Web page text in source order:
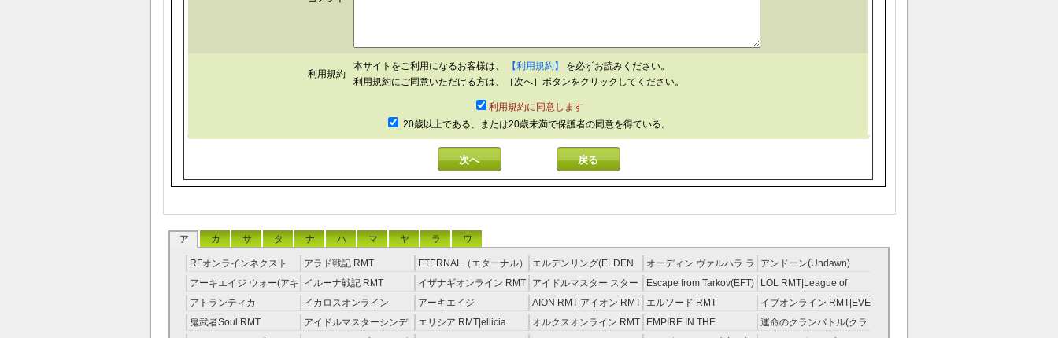
利用規約
本サイトをご利用になるお客様は、 【利用規約】
を必ずお読みください。
利用規約にご同意いただける方は、［次へ］ボタンをクリックしてください。
利用規約に同意します
20歳以上である、または20歳未満で保護者の同意を得ている。
ア カ サ タ ナ ハ マ ヤ ラ ワ
RFオンラインネクスト
RMT
アラド戦記 RMT
ETERNAL（エターナル）
RMT
エルデンリング(ELDEN
RING) RMT
オーディン ヴァルハラ ラ
イジング RMT
アンドーン(Undawn)
RMT
アーキエイジ ウォー(アキ
ウオ) RMT
イルーナ戦記 RMT イザナギオンライン RMT
アイドルマスター スター
ライトステージ RMT
Escape from Tarkov(EFT)
RMT
LOL RMT|League of
Legends RMT
アトランティカ
RMT|Atlantica RMT
イカロスオンライン
RMT（予約制）
アーキエイジ
RMT|ArcheAge RMT（予
約制）
AION RMT|アイオン RMT エルソード RMT
イブオンライン RMT|EVE
RMT
鬼武者Soul RMT
アイドルマスターシンデ
エリシア RMT|ellicia
オルクスオンライン RMT
EMPIRE IN THE
運命のクランバトル(クラ